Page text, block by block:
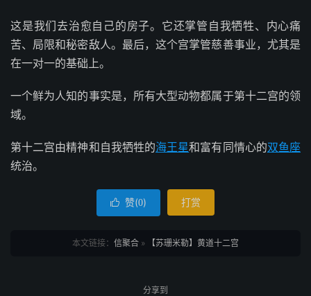
这是我们去治愈自己的房子。它还掌管自我牺牲、内心痛
苦、局限和秘密敌人。最后，这个宫掌管慈善事业，尤其是
在一对一的基础上。
一个鲜为人知的事实是，所有大型动物都属于第十二宫的领
域。
第十二宫由精神和自我牺牲的海王星和富有同情心的双鱼座
统治。
 赞(0) 打赏
本文链接： 信聚合 » 【苏珊米勒】黄道十二宫
分享到